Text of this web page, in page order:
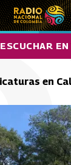
ESCUCHAR
en